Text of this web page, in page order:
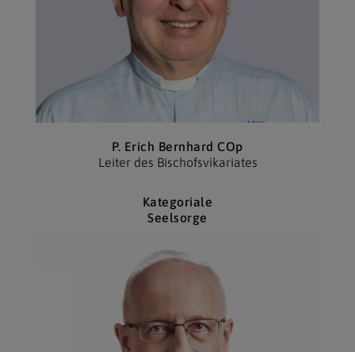
P. Erich Bernhard COp
Leiter des Bischofs­vikariates
Kategoriale
Seelsorge